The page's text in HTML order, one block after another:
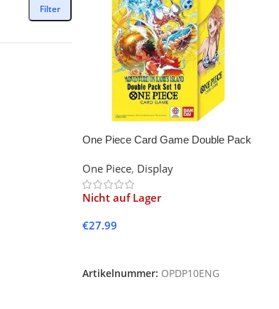
Filter
One Piece Card Game Double Pack
One Piece, Display
Nicht auf Lager
€27.99
Artikelnummer: OPDP10ENG